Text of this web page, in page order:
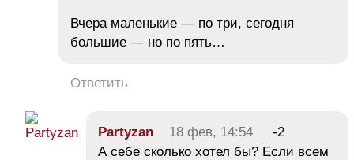
Вчера маленькие — по три, сегодня
большие — но по пять…
Ответить
Partyzan 18 фев, 14:54
-2
А себе сколько хотел бы? Если всем